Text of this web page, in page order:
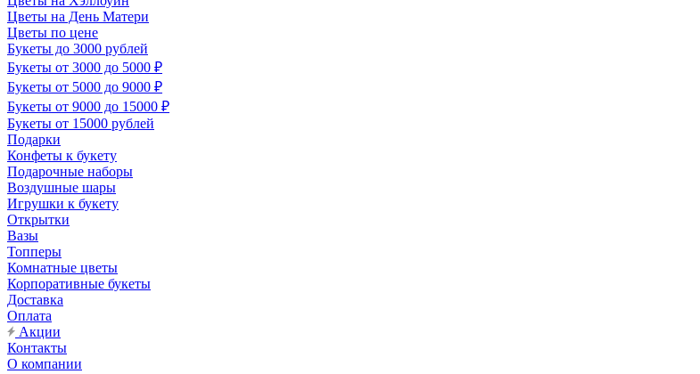
Цветы на День Матери
Цветы по цене
Букеты до 3000 рублей
Букеты от 3000 до 5000 ₽
Букеты от 5000 до 9000 ₽
Букеты от 9000 до 15000 ₽
Букеты от 15000 рублей
Подарки
Конфеты к букету
Подарочные наборы
Воздушные шары
Игрушки к букету
Открытки
Вазы
Топперы
Комнатные цветы
Корпоративные букеты
Доставка
Оплата
Акции
Контакты
О компании